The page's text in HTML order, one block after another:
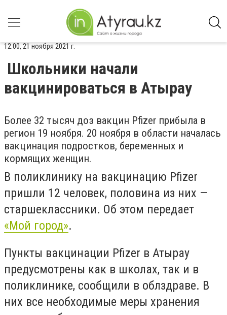
12:00, 21 ноября 2021 г.
Школьники начали
вакцинироваться в Атырау
Более 32 тысяч доз вакцин Pfizer прибыла в
регион 19 ноября. 20 ноября в области началась
вакцинация подростков, беременных и
кормящих женщин.
В поликлинику на вакцинацию Pfizer
пришли 12 человек, половина из них —
старшеклассники. Об этом передает
«Мой город».
Пункты вакцинации Pfizer в Атырау
предусмотрены как в школах, так и в
поликлинике, сообщили в облздраве. В
них все необходимые меры хранения